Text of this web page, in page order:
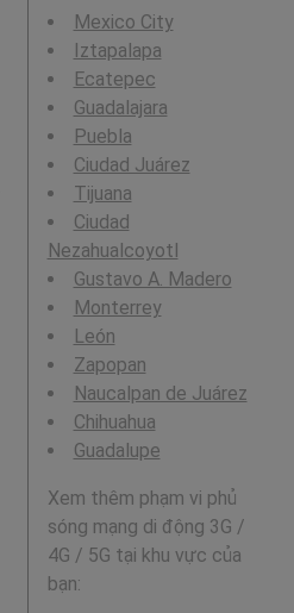
Mexico City
Iztapalapa
Ecatepec
Guadalajara
Puebla
Ciudad Juárez
Tijuana
Ciudad
Nezahualcoyotl
Gustavo A. Madero
Monterrey
León
Zapopan
Naucalpan de Juárez
Chihuahua
Guadalupe
Xem thêm phạm vi phủ
sóng mạng di động 3G /
4G / 5G tại khu vực của
bạn: